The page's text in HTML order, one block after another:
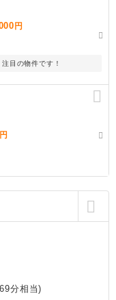
円
目の物件です！
円
分相当)